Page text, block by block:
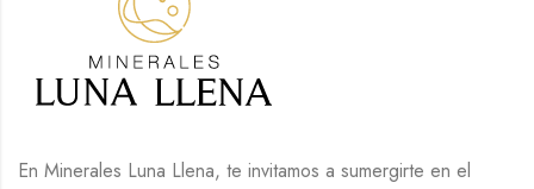
En Minerales Luna Llena, te invitamos a sumergirte en el